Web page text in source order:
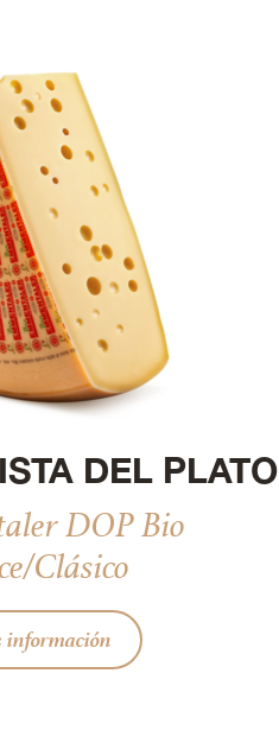
DEL PLATO
DOP Bio
Clásico
información